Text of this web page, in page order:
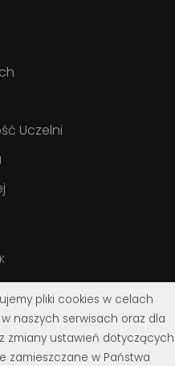
Uczelni
pliki cookies w celach
naszych serwisach oraz dla
zmiany ustawień dotyczących
zamieszczane w Państwa